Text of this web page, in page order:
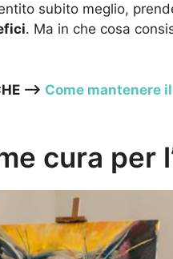
subito meglio,
. Ma in che cosa
—-> Come mantenere
cura per